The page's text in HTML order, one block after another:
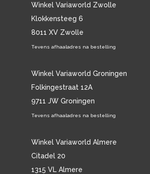
Winkel Variaworld Zwolle
Klokkensteeg 6
8011 XV Zwolle
Tevens afhaaladres na bestelling
Winkel Variaworld Groningen
Folkingestraat 12A
9711 JW Groningen
Tevens afhaaladres na bestelling
Winkel Variaworld Almere
Citadel 20
1315 VL Almere